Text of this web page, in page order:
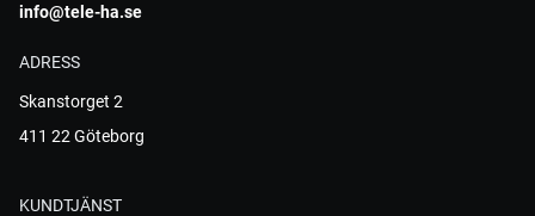
info@tele-ha.se
ADRESS
Skanstorget 2
411 22 Göteborg
KUNDTJÄNST